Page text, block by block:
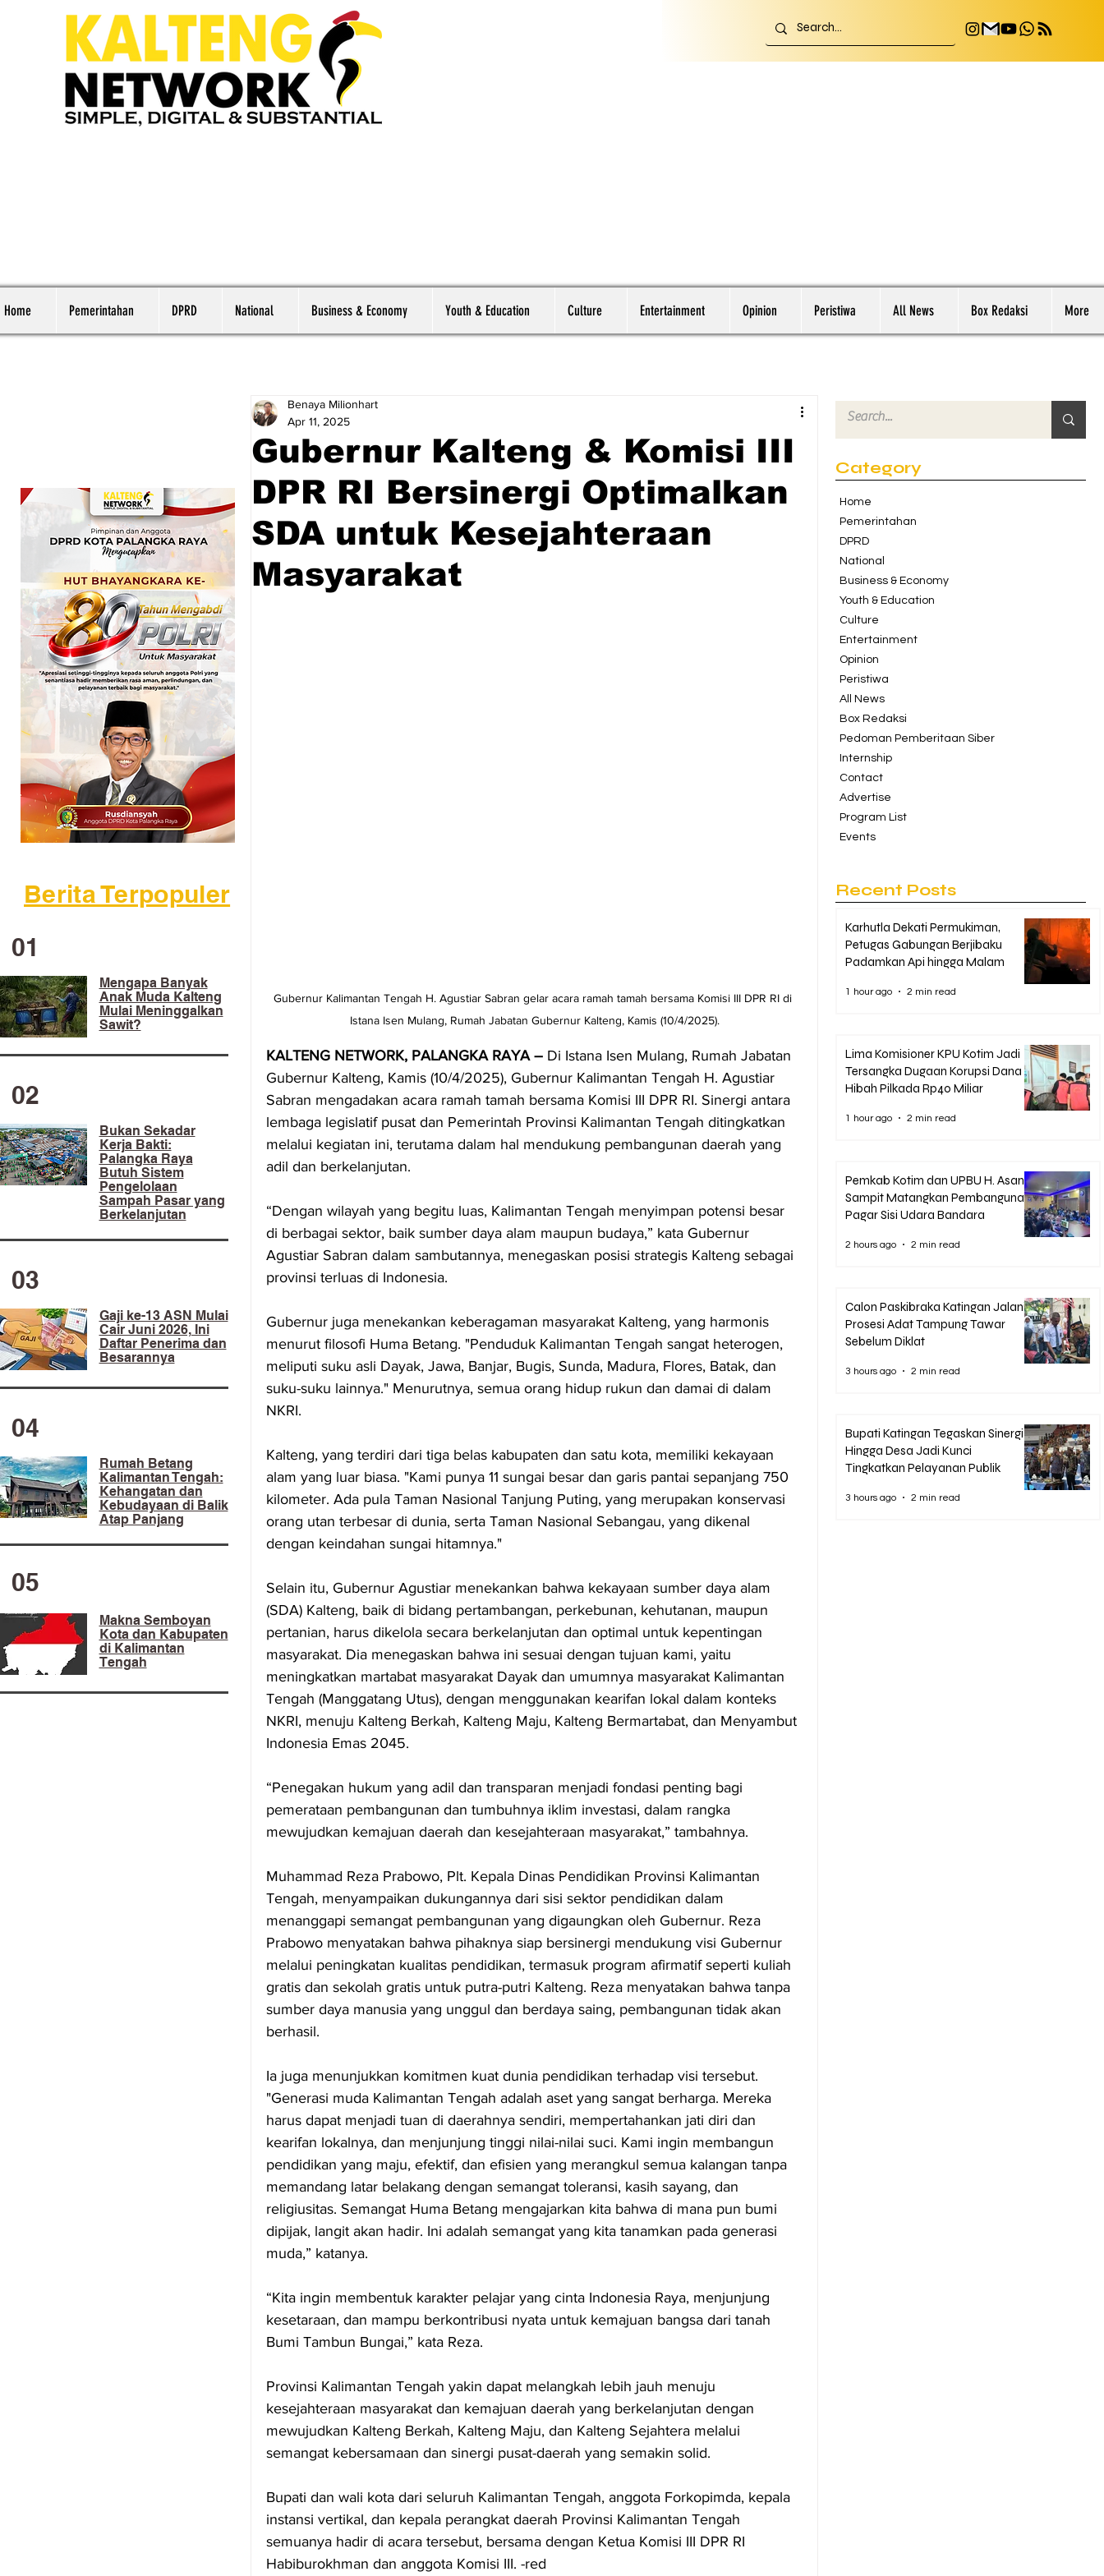
Home Pemerintahan DPRD National Business & Economy Youth & Education Culture Entertainment Opinion Peristiwa All News Box Redaksi More
Berita Terpopuler
01
Mengapa Banyak
Anak Muda Kalteng
Mulai Meninggalkan
Sawit?
02
​Bukan Sekadar
Kerja Bakti:
Palangka Raya
Butuh Sistem
Pengelolaan
Sampah Pasar yang
Berkelanjutan
03
Gaji ke-13 ASN Mulai
Cair Juni 2026, Ini
Daftar Penerima dan
Besarannya
04
Rumah Betang
Kalimantan Tengah:
Kehangatan dan
Kebudayaan di Balik
Atap Panjang
05
Makna Semboyan
Kota dan Kabupaten
di Kalimantan
Tengah
Gubernur Kalteng & Komisi III
DPR RI Bersinergi Optimalkan
SDA untuk Kesejahteraan
Masyarakat
Benaya Milionhart
Apr 11, 2025
Gubernur Kalimantan Tengah H. Agustiar Sabran gelar acara ramah tamah bersama Komisi III DPR RI di
Istana Isen Mulang, Rumah Jabatan Gubernur Kalteng, Kamis (10/4/2025).
KALTENG NETWORK, PALANGKA RAYA – Di Istana Isen Mulang, Rumah Jabatan
Gubernur Kalteng, Kamis (10/4/2025), Gubernur Kalimantan Tengah H. Agustiar
Sabran mengadakan acara ramah tamah bersama Komisi III DPR RI. Sinergi antara
lembaga legislatif pusat dan Pemerintah Provinsi Kalimantan Tengah ditingkatkan
melalui kegiatan ini, terutama dalam hal mendukung pembangunan daerah yang
adil dan berkelanjutan.
“Dengan wilayah yang begitu luas, Kalimantan Tengah menyimpan potensi besar
di berbagai sektor, baik sumber daya alam maupun budaya,” kata Gubernur
Agustiar Sabran dalam sambutannya, menegaskan posisi strategis Kalteng sebagai
provinsi terluas di Indonesia.
Gubernur juga menekankan keberagaman masyarakat Kalteng, yang harmonis
menurut filosofi Huma Betang. "Penduduk Kalimantan Tengah sangat heterogen,
meliputi suku asli Dayak, Jawa, Banjar, Bugis, Sunda, Madura, Flores, Batak, dan
suku-suku lainnya." Menurutnya, semua orang hidup rukun dan damai di dalam
NKRI.
Kalteng, yang terdiri dari tiga belas kabupaten dan satu kota, memiliki kekayaan
alam yang luar biasa. "Kami punya 11 sungai besar dan garis pantai sepanjang 750
kilometer. Ada pula Taman Nasional Tanjung Puting, yang merupakan konservasi
orang utan terbesar di dunia, serta Taman Nasional Sebangau, yang dikenal
dengan keindahan sungai hitamnya."
Selain itu, Gubernur Agustiar menekankan bahwa kekayaan sumber daya alam
(SDA) Kalteng, baik di bidang pertambangan, perkebunan, kehutanan, maupun
pertanian, harus dikelola secara berkelanjutan dan optimal untuk kepentingan
masyarakat. Dia menegaskan bahwa ini sesuai dengan tujuan kami, yaitu
meningkatkan martabat masyarakat Dayak dan umumnya masyarakat Kalimantan
Tengah (Manggatang Utus), dengan menggunakan kearifan lokal dalam konteks
NKRI, menuju Kalteng Berkah, Kalteng Maju, Kalteng Bermartabat, dan Menyambut
Indonesia Emas 2045.
“Penegakan hukum yang adil dan transparan menjadi fondasi penting bagi
pemerataan pembangunan dan tumbuhnya iklim investasi, dalam rangka
mewujudkan kemajuan daerah dan kesejahteraan masyarakat,” tambahnya.
Muhammad Reza Prabowo, Plt. Kepala Dinas Pendidikan Provinsi Kalimantan
Tengah, menyampaikan dukungannya dari sisi sektor pendidikan dalam
menanggapi semangat pembangunan yang digaungkan oleh Gubernur. Reza
Prabowo menyatakan bahwa pihaknya siap bersinergi mendukung visi Gubernur
melalui peningkatan kualitas pendidikan, termasuk program afirmatif seperti kuliah
gratis dan sekolah gratis untuk putra-putri Kalteng. Reza menyatakan bahwa tanpa
sumber daya manusia yang unggul dan berdaya saing, pembangunan tidak akan
berhasil.
Ia juga menunjukkan komitmen kuat dunia pendidikan terhadap visi tersebut.
"Generasi muda Kalimantan Tengah adalah aset yang sangat berharga. Mereka
harus dapat menjadi tuan di daerahnya sendiri, mempertahankan jati diri dan
kearifan lokalnya, dan menjunjung tinggi nilai-nilai suci. Kami ingin membangun
pendidikan yang maju, efektif, dan efisien yang merangkul semua kalangan tanpa
memandang latar belakang dengan semangat toleransi, kasih sayang, dan
religiusitas. Semangat Huma Betang mengajarkan kita bahwa di mana pun bumi
dipijak, langit akan hadir. Ini adalah semangat yang kita tanamkan pada generasi
muda,” katanya.
“Kita ingin membentuk karakter pelajar yang cinta Indonesia Raya, menjunjung
kesetaraan, dan mampu berkontribusi nyata untuk kemajuan bangsa dari tanah
Bumi Tambun Bungai,” kata Reza.
Provinsi Kalimantan Tengah yakin dapat melangkah lebih jauh menuju
kesejahteraan masyarakat dan kemajuan daerah yang berkelanjutan dengan
mewujudkan Kalteng Berkah, Kalteng Maju, dan Kalteng Sejahtera melalui
semangat kebersamaan dan sinergi pusat-daerah yang semakin solid.
Bupati dan wali kota dari seluruh Kalimantan Tengah, anggota Forkopimda, kepala
instansi vertikal, dan kepala perangkat daerah Provinsi Kalimantan Tengah
semuanya hadir di acara tersebut, bersama dengan Ketua Komisi III DPR RI
Habiburokhman dan anggota Komisi III. -red
Category
Home
Pemerintahan
DPRD
National
Business & Economy
Youth & Education
Culture
Entertainment
Opinion
Peristiwa
All News
Box Redaksi
Pedoman Pemberitaan Siber
Internship
Contact
Advertise
Program List
Events
Recent Posts
Karhutla Dekati Permukiman,
Petugas Gabungan Berjibaku
Padamkan Api hingga Malam
1 hour ago 2 min read
Lima Komisioner KPU Kotim Jadi
Tersangka Dugaan Korupsi Dana
Hibah Pilkada Rp40 Miliar
1 hour ago 2 min read
Pemkab Kotim dan UPBU H. Asan
Sampit Matangkan Pembangunan
Pagar Sisi Udara Bandara
2 hours ago 2 min read
Calon Paskibraka Katingan Jalani
Prosesi Adat Tampung Tawar
Sebelum Diklat
3 hours ago 2 min read
Bupati Katingan Tegaskan Sinergi
Hingga Desa Jadi Kunci
Tingkatkan Pelayanan Publik
3 hours ago 2 min read